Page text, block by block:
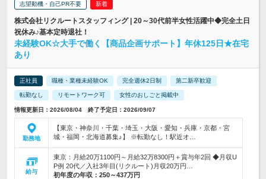
志望動機・自己PR不要
株式会社リクルートスタッフィング | 20～30代前半女性活躍中◆完全土日
祝休み♪基本定時退社！
未経験OK☆大手で働く【商品企画サポート】年休125日★在宅
あり
正社員 職種・業種未経験OK 完全週休2日制 第二新卒歓迎
転勤なし リモートワーク可 女性のおしごと掲載中
情報更新日：2026/08/04 終了予定日：2026/09/07
勤務地
【東京・神奈川・千葉・埼玉・大阪・愛知・兵庫・京都・宮
城・福岡・北海道募集♪】 ※転勤なし！駅近オ…
給与
東京：月給20万1100円～月給32万8300円＋賞与年2回 ◆月収U
P例 20代／入社3年目(リクルート)月収20万円…
初年度の年収： 250～437万円